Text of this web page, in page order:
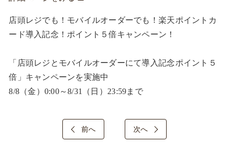
店頭レジでも！モバイルオーダーでも！楽天ポイントカ
ード導入記念！ポイント５倍キャンペーン！
「店頭レジとモバイルオーダーにて導入記念ポイント５
倍」キャンペーンを実施中
8/8（金）0:00～8/31（日）23:59まで
前へ 次へ